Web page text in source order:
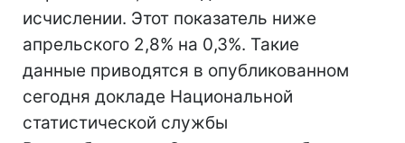
исчислении. Этот показатель ниже
апрельского 2,8% на 0,3%. Такие
данные приводятся в опубликованном
сегодня докладе Национальной
статистической службы